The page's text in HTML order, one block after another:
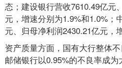
态；建设银行营收7610.49亿元
元，增速分别为1.9%和1.0%；
元、归母净利润2430.21亿元，
资产质量方面，国有大行整体不
邮储银行以0.95%的不良率成为